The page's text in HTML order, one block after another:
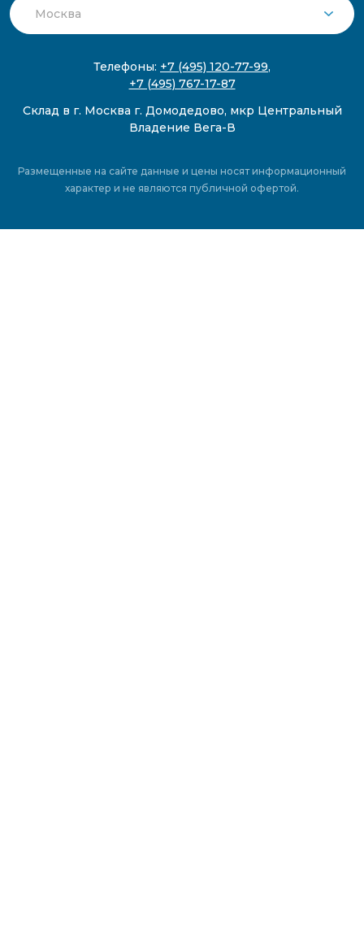
Телефоны: +7 (495) 120-77-99,
+7 (495) 767-17-87
Склад в г. Москва г. Домодедово, мкр Центральный
Владение Вега-В
Размещенные на сайте данные и цены носят информационный
характер и не являются публичной офертой.